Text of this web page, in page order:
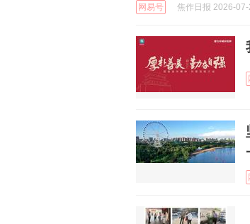
网易号 焦作日报 2026-07-